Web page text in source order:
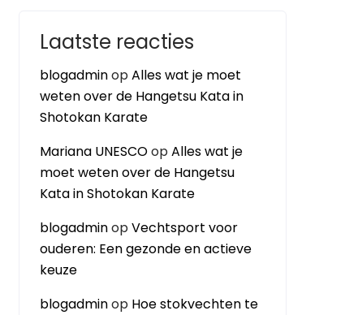
Laatste reacties
blogadminopAlles wat je moet
weten over de Hangetsu Kata in
Shotokan Karate
Mariana UNESCOopAlles wat je
moet weten over de Hangetsu
Kata in Shotokan Karate
blogadminopVechtsport voor
ouderen: Een gezonde en actieve
keuze
blogadminop Hoe stokvechten te